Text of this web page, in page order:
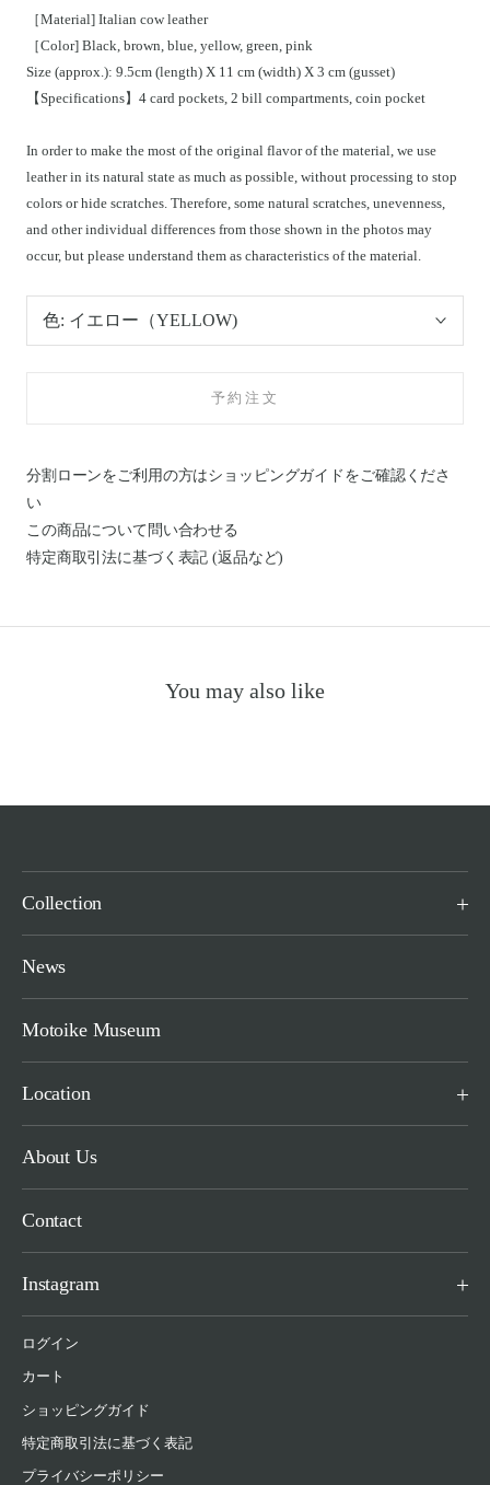
［Material] Italian cow leather
［Color] Black, brown, blue, yellow, green, pink
Size (approx.): 9.5cm (length) X 11 cm (width) X 3 cm (gusset)
【Specifications】4 card pockets, 2 bill compartments, coin pocket
In order to make the most of the original flavor of the material, we use
leather in its natural state as much as possible, without processing to stop
colors or hide scratches. Therefore, some natural scratches, unevenness,
and other individual differences from those shown in the photos may
occur, but please understand them as characteristics of the material.
色: イエロー（YELLOW)
予約注文
分割ローンをご利用の方はショッピングガイドを ご確認くださ
い
この商品について問い合わせる
特定商取引法に基づく表記 (返品など)
You may also like
Collection
News
Motoike Museum
Location
About Us
Contact
Instagram
ログイン
カート
ショッピングガイド
特定商取引法に基づく表記
プライバシーポリシー